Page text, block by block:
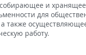
и
для
а также
работу.